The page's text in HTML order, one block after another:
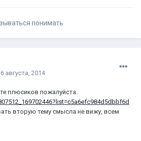
понимать
6 августа, 2014
плюсиков пожалуйста.
вторую тему смысла не вижу, всем